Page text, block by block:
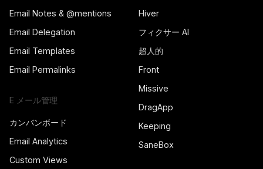
Email Notes & @mentions
Email Delegation
Email Templates
Email Permalinks
E メール管理
カンバンボード
Email Analytics
Custom Views
Hiver
フィクサー AI
超人的
Front
Missive
DragApp
Keeping
SaneBox